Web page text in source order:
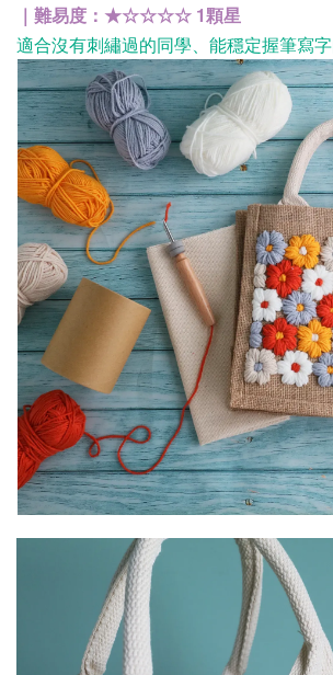
｜難易度：★☆☆☆☆ 1顆星
適合沒有刺繡過的同學、能穩定握筆寫